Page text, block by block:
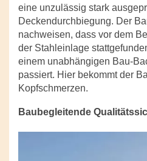
eine unzulässig stark
Deckendurchbiegung. Der
nachweisen, dass vor dem
der Stahleinlage
einem unabhängigen Bau-
passiert. Hier bekommt der
Kopfschmerzen.
Baubegleitende